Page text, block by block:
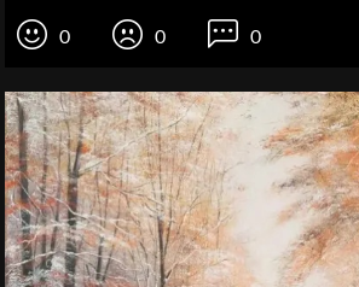
0 0 0